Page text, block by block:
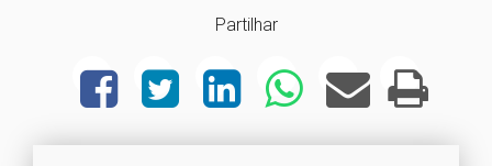
Partilhar